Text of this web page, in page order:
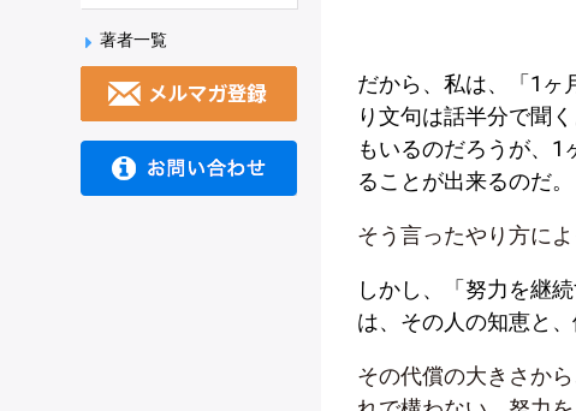
著者一覧
だから、私は、「1ヶ
り文句は話半分で聞
もいるのだろうが、1
ることが出来るのだ。
そう言ったやり方に
しかし、「努力を継
は、その人の知恵と
その代償の大きさか